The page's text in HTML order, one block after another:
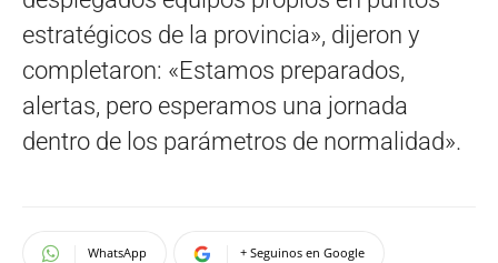
estratégicos de la provincia», dijeron y
completaron: «Estamos preparados,
alertas, pero esperamos una jornada
dentro de los parámetros de normalidad».
WhatsApp + Seguinos en Google